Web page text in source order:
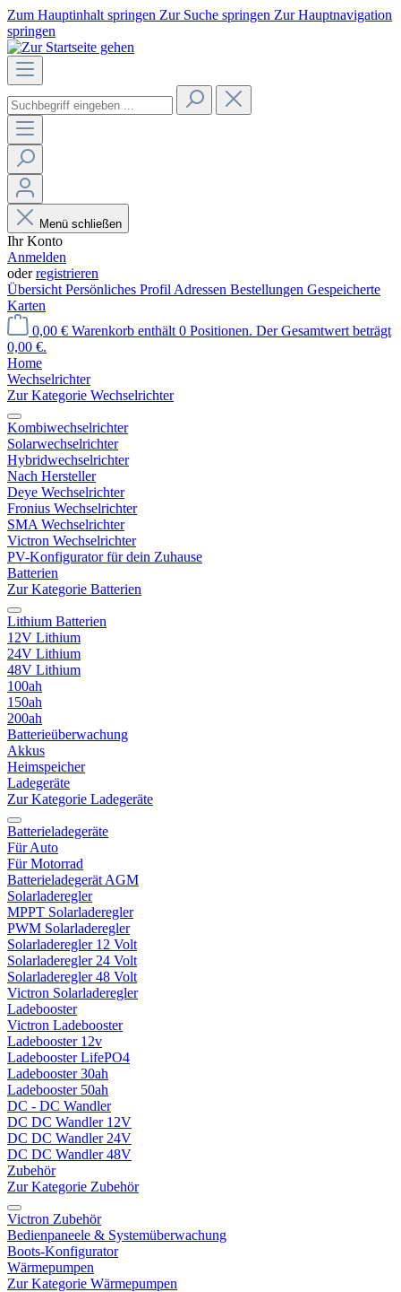
Zum Hauptinhalt springen Zur Suche springen Zur Hauptnavigation
springen
Menü schließen
Ihr Konto
Anmelden
oderregistrieren
Übersicht Persönliches Profil Adressen Bestellungen Gespeicherte
Karten
0,00 € Warenkorb enthält 0 Positionen. Der Gesamtwert beträgt
0,00 €.
Home
Wechselrichter
Zur Kategorie Wechselrichter
Kombiwechselrichter
Solarwechselrichter
Hybridwechselrichter
Nach Hersteller
Deye Wechselrichter
Fronius Wechselrichter
SMA Wechselrichter
Victron Wechselrichter
PV-Konfigurator für dein Zuhause
Batterien
Zur Kategorie Batterien
Lithium Batterien
12V Lithium
24V Lithium
48V Lithium
100ah
150ah
200ah
Batterieüberwachung
Akkus
Heimspeicher
Ladegeräte
Zur Kategorie Ladegeräte
Batterieladegeräte
Für Auto
Für Motorrad
Batterieladegerät AGM
Solarladeregler
MPPT Solarladeregler
PWM Solarladeregler
Solarladeregler 12 Volt
Solarladeregler 24 Volt
Solarladeregler 48 Volt
Victron Solarladeregler
Ladebooster
Victron Ladebooster
Ladebooster 12v
Ladebooster LifePO4
Ladebooster 30ah
Ladebooster 50ah
DC - DC Wandler
DC DC Wandler 12V
DC DC Wandler 24V
DC DC Wandler 48V
Zubehör
Zur Kategorie Zubehör
Victron Zubehör
Bedienpaneele & Systemüberwachung
Boots-Konfigurator
Wärmepumpen
Zur Kategorie Wärmepumpen